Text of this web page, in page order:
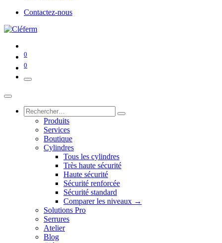
Contactez-nous
0
0
Produits
Services
Boutique
Cylindres
Tous les cylindres
Très haute sécurité
Haute sécurité
Sécurité renforcée
Sécurité standard
Comparer les niveaux →
Solutions Pro
Serrures
Atelier
Blog